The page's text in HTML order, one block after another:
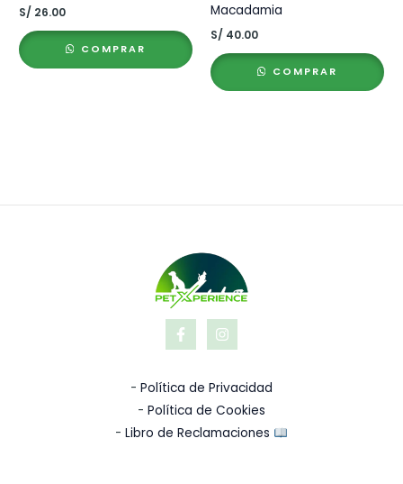
S/ 26.00
COMPRAR
Macadamia
S/ 40.00
COMPRAR
- Política de Privacidad
- Política de Cookies
-Libro de Reclamaciones